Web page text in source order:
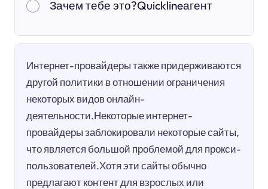
Зачем тебе это?Quicklineагент
Интернет-провайдеры также придерживаются
другой политики в отношении ограничения
некоторых видов онлайн-
деятельности.Некоторые интернет-
провайдеры заблокировали некоторые сайты,
что является большой проблемой для прокси-
пользователей.Хотя эти сайты обычно
предлагают контент для взрослых или